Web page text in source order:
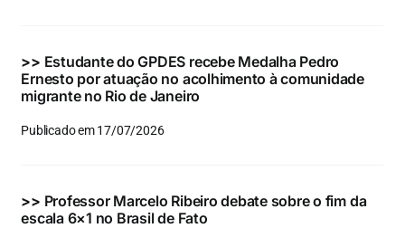
para:
>> Estudante do GPDES recebe Medalha Pedro
Ernesto por atuação no acolhimento à comunidade
migrante no Rio de Janeiro
Publicado em 17/07/2026
>> Professor Marcelo Ribeiro debate sobre o fim da
escala 6×1 no Brasil de Fato